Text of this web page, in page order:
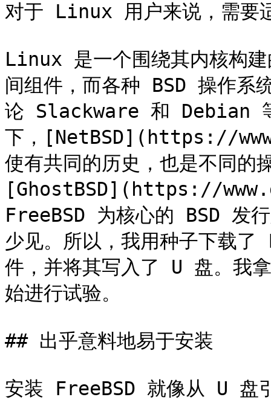
对于 Linux 用户来说，需要
Linux 是一个围绕其内核构建
间组件，而各种 BSD 操作系
论 Slackware 和 Debian
下，[NetBSD](https://
使有共同的历史，也是不同的
[GhostBSD](https://
FreeBSD 为核心的 BSD 发
少见。所以，我用种子下载
件，并将其写入了 U 盘。我
始进行试验。
## 出乎意料地易于安装
安装 FreeBSD 就像从 U 盘